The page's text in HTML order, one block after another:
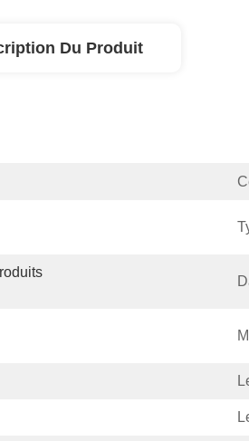
Du Produit